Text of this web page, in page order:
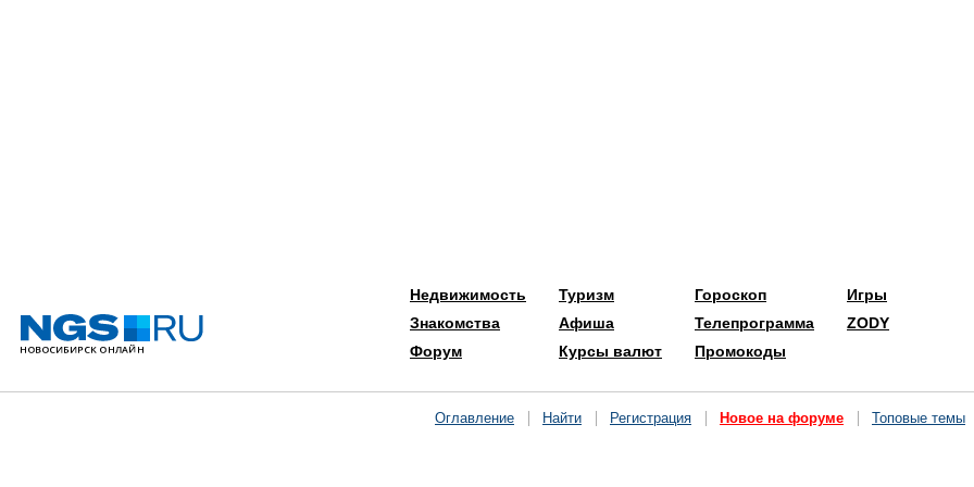
Недвижимость
Знакомства
Форум
Туризм
Афиша
Курсы валют
Гороскоп
Телепрограмма
Промокоды
Игры
ZODY
Оглавление Найти Регистрация Новое на форуме Топовые темы